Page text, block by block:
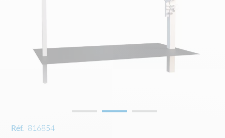
Réf. 816854
Skip